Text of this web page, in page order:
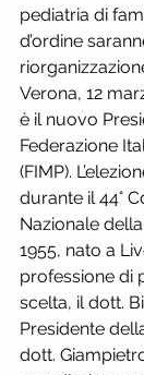
pediatria di
d’ordine
Verona, 12
è il nuovo
Federazione
(FIMP).
durante il 44°
Nazionale
1955, nato a
professione di
scelta, il dott.
Presidente
dott.